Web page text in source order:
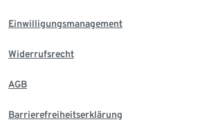
Einwilligungsmanagement
Widerrufsrecht
AGB
Barrierefreiheitserklärung